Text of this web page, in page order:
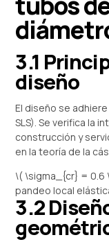
3.1
diseño
El diseño se
SLS). Se verifica la
construcción y
en la teoría de la
\( \sigma_{cr} =
pandeo local
3.2